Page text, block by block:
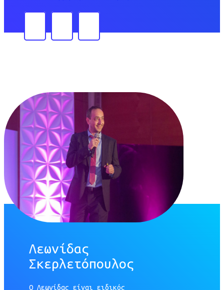
Λεωνίδας
Σκερλετόπουλος
Ο Λεωνίδας είναι ειδικός